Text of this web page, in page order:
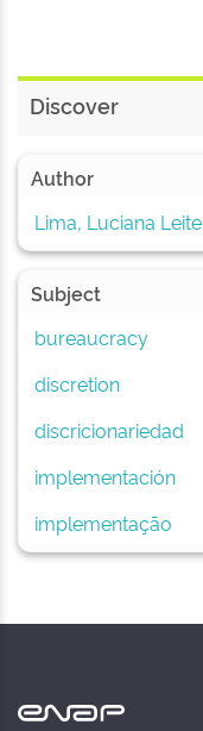
Discover
Author
Lima, Luciana Leite
Subject
bureaucracy
discretion
discricionariedad
implementación
implementação